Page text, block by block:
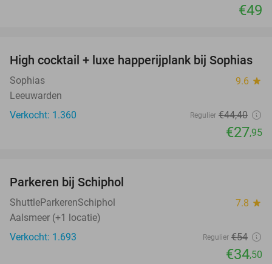
€49
37%
High cocktail + luxe happerijplank bij Sophias
Sophias 9.6 star
Leeuwarden
Verkocht: 1.360
Regulier €44,40
€27,95
Parkeren bij Schiphol
ShuttleParkerenSchiphol 7.8 star
Aalsmeer (+1 locatie)
Verkocht: 1.693
Regulier €54
€34,50